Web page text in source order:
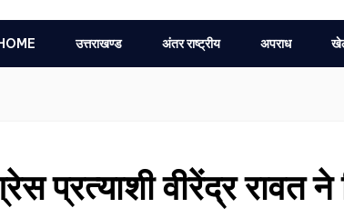
उत्तराखण्ड अंतर राष्ट्रीय अपराध
प्रत्याशी वीरेंद्र रावत